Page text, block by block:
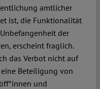
amtlicher
ist, die Funktionalität
der
erscheint fraglich.
das Verbot nicht auf
Beteiligung von
und